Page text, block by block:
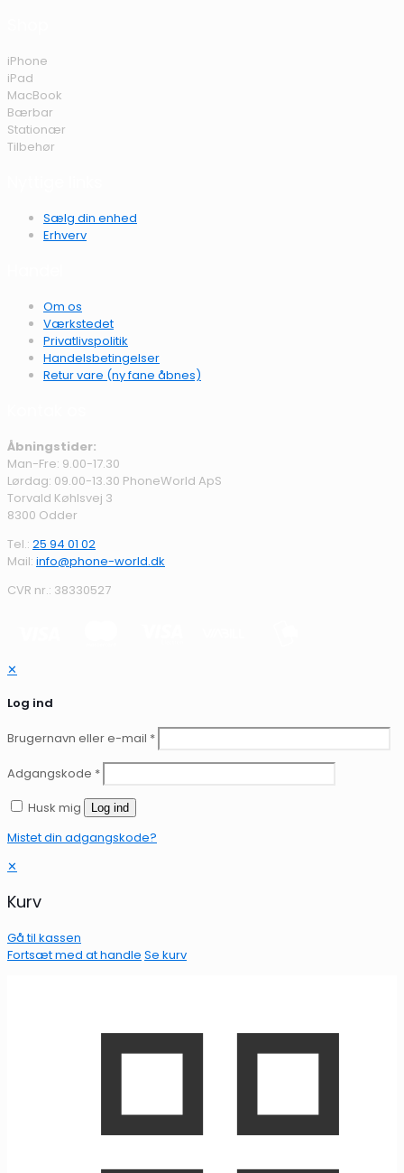
iPhone
iPad
MacBook
Bærbar
Stationær
Tilbehør
Sælg din enhed
Erhverv
Om os
Værkstedet
Privatlivspolitik
Handelsbetingelser
Retur vare (ny fane åbnes)
Åbningstider:
Man-Fre: 9.00-17.30
Lørdag: 09.00-13.30 PhoneWorld ApS
Torvald Køhlsvej 3
8300 Odder
Tel.: 25 94 01 02
Mail: info@phone-world.dk
CVR nr.: 38330527
✕
Log ind
Brugernavn eller e-mail *
Adgangskode *
Husk mig
Log ind
Mistet din adgangskode?
✕
Kurv
Gå til kassen
Fortsæt med at handle Se kurv